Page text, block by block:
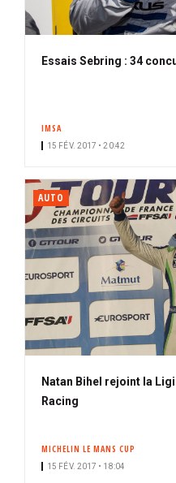
Essais Sebring : 34
IMSA
15 FÉV. 2017 • 20:42
AUTO
Natan Bihel rejoint la
Racing
MICHELIN LE MANS CUP
15 FÉV. 2017 • 18:04